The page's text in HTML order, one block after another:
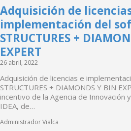
Adquisición de
implementación del
STRUCTURES +
EXPERT
26 abril, 2022
Adquisición de licencias e
STRUCTURES + DIAMONDS Y BIN
incentivo de la Agencia de Innovación
IDEA, de…
Administrador Vialca